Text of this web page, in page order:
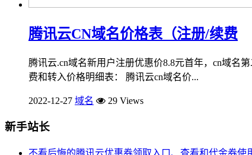
腾讯云CN域名价格表（注册/续费
腾讯云.cn域名新用户注册优惠价8.8元首年，cn域名
费和转入价格明细表： 腾讯云cn域名价...
2022-12-27 域名 29 Views
新手站长
不看后悔的腾讯云优惠券领取入口、查看和代金券使